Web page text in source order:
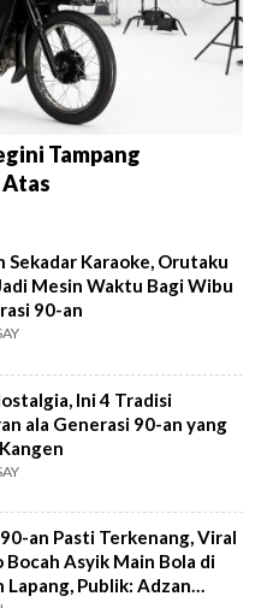
Tampang
Atas
Sekadar Karaoke, Orutaku
Mesin Waktu Bagi Wibu
90-an
Ini 4 Tradisi
ala Generasi 90-an yang
an Pasti Terkenang, Viral
Bocah Asyik Main Bola di
Lapang, Publik: Adzan